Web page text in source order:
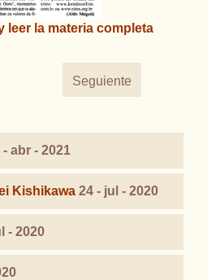
leer la materia completa
Seguiente
- abr - 2021
Kishikawa 24 - jul - 2020
- 2020